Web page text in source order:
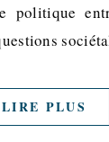
politique
LIRE PLUS